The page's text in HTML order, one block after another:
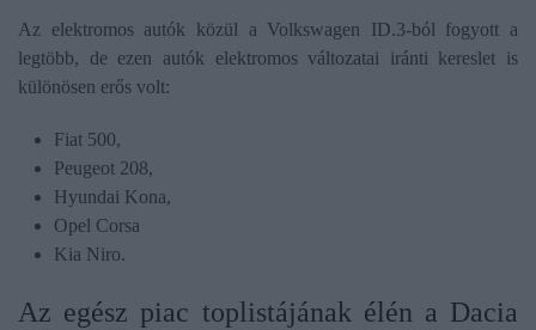
Az elektromos autók közül a Volkswagen ID.3-ból fogyott a
legtöbb, de ezen autók elektromos változatai iránti kereslet is
különösen erős volt:
Fiat 500,
Peugeot 208,
Hyundai Kona,
Opel Corsa
Kia Niro.
Az egész piac toplistájának élén a Dacia